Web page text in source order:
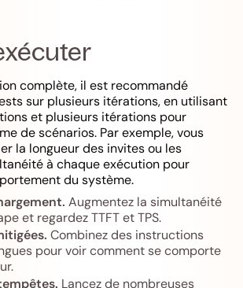
complète, il est recommandé
sur plusieurs itérations, en utilisant
et plusieurs itérations pour
de scénarios. Par exemple, vous
la longueur des invites ou les
à chaque exécution pour
du système.
Augmentez la simultanéité
et regardez TTFT et TPS.
Combinez des instructions
pour voir comment se comporte
Lancez de nombreuses